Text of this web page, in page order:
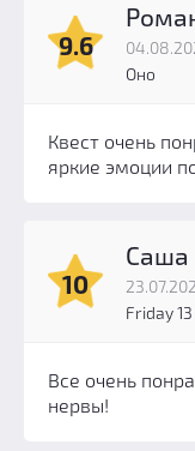
9.6
Оно
Квест очень
яркие эмоции
10
Саша
Friday 13
Все очень
нервы!